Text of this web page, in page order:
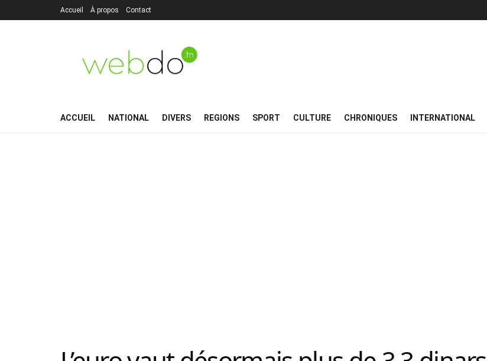
Accueil À propos Contact
ACCUEIL NATIONAL DIVERS REGIONS SPORT CULTURE CHRONIQUES INTERNATIONAL